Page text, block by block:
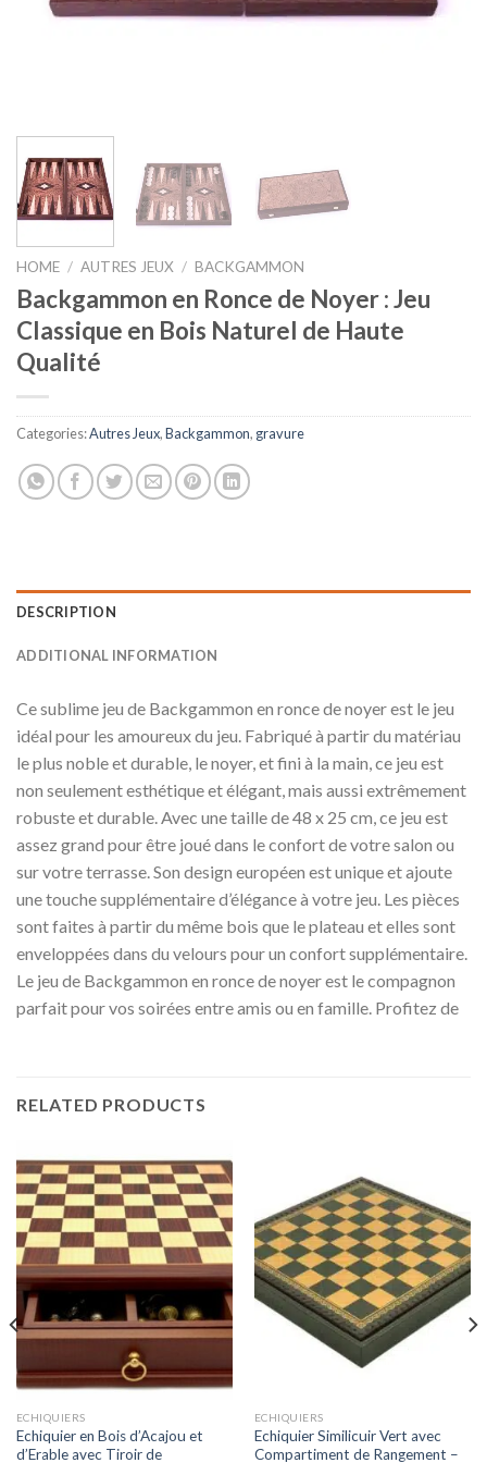
HOME / AUTRES JEUX / BACKGAMMON
Backgammon en Ronce de Noyer : Jeu
Classique en Bois Naturel de Haute
Qualité
Categories:Autres Jeux,Backgammon, gravure
DESCRIPTION
ADDITIONAL INFORMATION
Ce sublime jeu de Backgammon en ronce de noyer est le jeu
idéal pour les amoureux du jeu. Fabriqué à partir du matériau
le plus noble et durable, le noyer, et fini à la main, ce jeu est
non seulement esthétique et élégant, mais aussi extrêmement
robuste et durable. Avec une taille de 48 x 25 cm, ce jeu est
assez grand pour être joué dans le confort de votre salon ou
sur votre terrasse. Son design européen est unique et ajoute
une touche supplémentaire d’élégance à votre jeu. Les pièces
sont faites à partir du même bois que le plateau et elles sont
enveloppées dans du velours pour un confort supplémentaire.
Le jeu de Backgammon en ronce de noyer est le compagnon
parfait pour vos soirées entre amis ou en famille. Profitez de
RELATED PRODUCTS
ECHIQUIERS
Echiquier en Bois d’Acajou et
d’Erable avec Tiroir de
ECHIQUIERS
Echiquier Similicuir Vert avec
Compartiment de Rangement –